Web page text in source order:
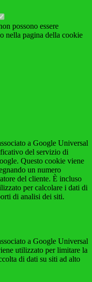
possono essere
nella pagina della cookie
a Google Universal
del servizio di
Questo cookie viene
un numero
del cliente. È incluso
per calcolare i dati di
di analisi dei siti.
a Google Universal
utilizzato per limitare la
di dati su siti ad alto